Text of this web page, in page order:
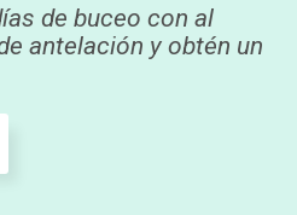
de buceo con al
antelación y obtén un